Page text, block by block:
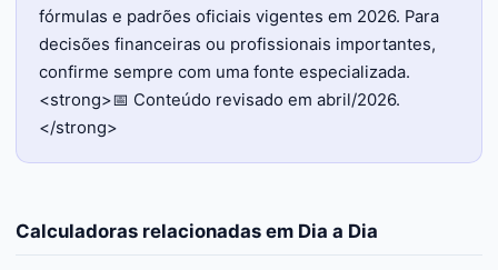
fórmulas e padrões oficiais vigentes em 2026. Para
decisões financeiras ou profissionais importantes,
confirme sempre com uma fonte especializada.
<strong>📅 Conteúdo revisado em abril/2026.
</strong>
Calculadoras relacionadas em Dia a Dia